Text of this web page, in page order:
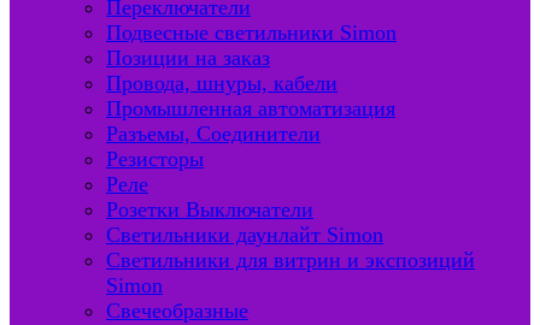
Переключатели
Подвесные светильники Simon
Позиции на заказ
Провода, шнуры, кабели
Промышленная автоматизация
Разъемы, Соединители
Резисторы
Реле
Розетки Выключатели
Светильники даунлайт Simon
Светильники для витрин и экспозиций
Simon
Свечеобразные